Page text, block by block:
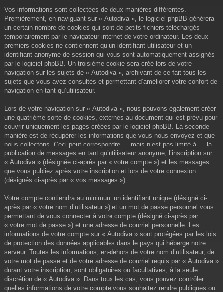
Vos informations sont collectées de deux manières différentes.
Premièrement, en naviguant sur « Autodiva », le logiciel phpBB génèrera
un certain nombre de cookies qui sont de petits fichiers téléchargés
temporairement par le navigateur internet de votre ordinateur. Les deux
premiers cookies ne contiennent qu’un identifiant utilisateur et un
identifiant anonyme de session qui vous sont automatiquement assignés
par le logiciel phpBB. Un troisième cookie sera créé lors de votre
navigation sur les sujets de « Autodiva », archivant de ce fait tous les
sujets que vous avez consultés et permettant d’améliorer votre confort de
navigation en tant qu’utilisateur.
Lors de votre navigation sur « Autodiva », nous pouvons également créer
une quatrième sorte de cookies, externes au document qui est prévu pour
couvrir uniquement les pages créées par le logiciel phpBB. La seconde
manière est de récupérer les informations que vous nous envoyez et que
nous collectons. Ceci peut correspondre — mais n’est pas limité à — la
publication de messages en tant qu’utilisateur anonyme, l’inscription sur
« Autodiva » (désignée ci-après par « votre compte ») et les messages
que vous publiez après votre inscription et lors de votre connexion
(désignés ci-après par « vos messages »).
Votre compte contiendra au minimum un identifiant unique (désigné ci-
après par « votre nom d’utilisateur ») et un mot de passe personnel vous
permettant de vous connecter à votre compte (désigné ci-après par
« votre mot de passe ») et une adresse de courriel personnelle. Les
informations de votre compte sur « Autodiva » sont protégées par les lois
de protection des données applicables dans le pays qui héberge notre
serveur. Toutes les informations, en-dehors de votre nom d’utilisateur, de
votre mot de passe et de votre adresse de courriel requis par « Autodiva »
durant votre inscription, sont obligatoires ou facultatives, à la seule
discrétion de « Autodiva ». Dans tous les cas, vous pouvez contrôler
quelles informations de votre compte vous souhaitez rendre publiques ou